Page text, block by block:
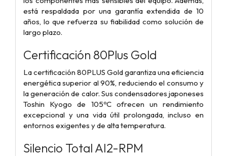
está respaldada por una garantía extendida de 10
años, lo que refuerza su fiabilidad como solución de
largo plazo.
Certificación 80Plus Gold
La certificación 80PLUS Gold garantiza una eficiencia
energética superior al 90%, reduciendo el consumo y
la generación de calor. Sus condensadores japoneses
Toshin Kyogo de 105ºC ofrecen un rendimiento
excepcional y una vida útil prolongada, incluso en
entornos exigentes y de alta temperatura.
Silencio Total AI2-RPM